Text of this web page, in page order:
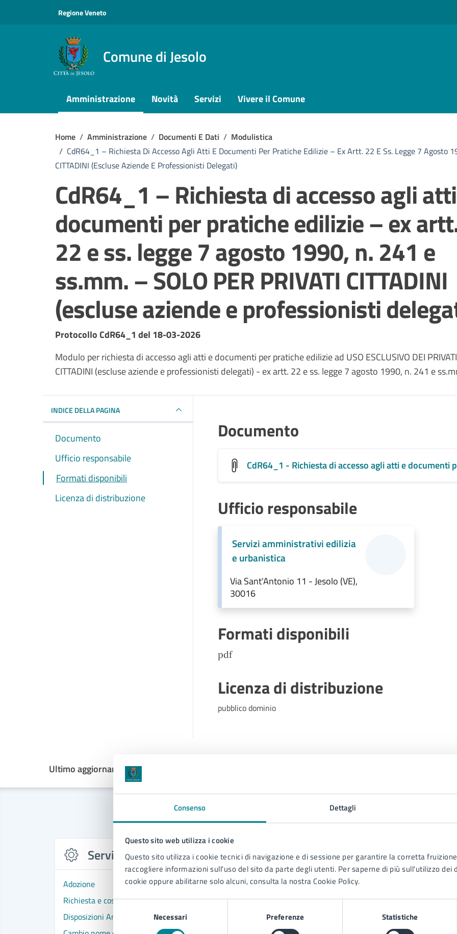
Consenso Dettagli
Questo sito web utilizza i cookie
Questo sito utilizza i cookie tecnici di navigazione e di sessione per garantire la corretta
raccogliere informazioni sull'uso del sito da parte degli utenti. Per saperne di più sull'utilizzo dei
cookie oppure abilitarne solo alcuni, consulta la nostra Cookie Policy.
Selezione
del
Necessari Preferenze Statistiche
Regione Veneto
Comune di Jesolo
Amministrazione Novità Servizi Vivere il Comune
Home / Amministrazione / Documenti E Dati / Modulistica
/ CdR64_1 – Richiesta Di Accesso Agli Atti E Documenti Per Pratiche Edilizie – Ex Artt. 22 E Ss. Legge 7 Agosto
CITTADINI (escluse Aziende E Professionisti Delegati)
CdR64_1 – Richiesta di accesso agli
documenti per pratiche edilizie – ex
22 e ss. legge 7 agosto 1990, n. 241 e
ss.mm. – SOLO PER PRIVATI CITTADINI
(escluse aziende e professionisti
Dettagli del documento
Protocollo CdR64_1 del 18-03-2026
Modulo per richiesta di accesso agli atti e documenti per pratiche edilizie ad USO ESCLUSIVO DEI PRIVATI
CITTADINI (escluse aziende e professionisti delegati) - ex artt. 22 e ss. legge 7 agosto 1990, n. 241 e
INDICE DELLA PAGINA
Documento
Ufficio responsabile
Formati disponibili
Licenza di distribuzione
Documento
CdR64_1 - Richiesta di accesso agli atti e documenti
Ufficio responsabile
Servizi amministrativi edilizia
e urbanistica
Via Sant'Antonio 11 - Jesolo (VE),
30016
Formati disponibili
pdf
Licenza di distribuzione
pubblico dominio
Ultimo aggiornamento:09/04/2026, 11:19
Contenuti correlati
Servizi
Adozione
Richiesta e costituzione di unione civile
Disposizioni Anticipate di Trattamento (DAT)